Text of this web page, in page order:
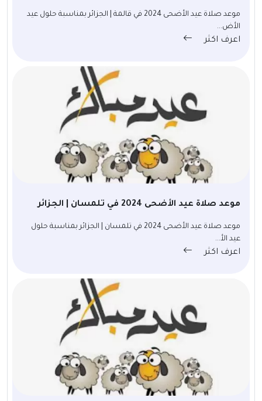
موعد صلاة عيد الأضحى 2024 في قالمة | الجزائر بمناسبة حلول عيد
الأض...
اعرف اكثر
موعد صلاة عيد الأضحى 2024 في تلمسان | الجزائر
موعد صلاة عيد الأضحى 2024 في تلمسان | الجزائر بمناسبة حلول
عيد الأ...
اعرف اكثر